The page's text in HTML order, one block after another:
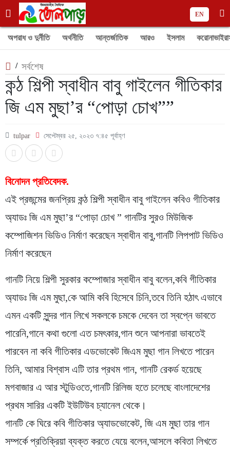
EN
অপরাধ ও দুর্নীতি অর্থনীতি আন্তর্জাতিক আরও ইসলাম
/ সর্বশেষ
কন্ঠ শিল্পী স্বাধীন বাবু গাইলেন গীতিকার
জি এম মুছা’র “পোড়া চোখ””
tulpar সেপ্টেম্বর ২৫, ২০২৩ ৭:৪৫ পূর্বাহ্ণ
বিনোদন প্রতিবেদক.
এই প্রজন্মের জনপ্রিয় কন্ঠ শিল্পী স্বাধীন বাবু গাইলেন কবিও গীতিকার
অ্যাডঃ জি এম মুছা’র “পোড়া চোখ ” গানটির সুরও মিউজিক
কম্পোজিশন ভিডিও নির্মাণ করেছেন স্বাধীন বাবু,গানটি লিপপাট ভিডিও
নির্মাণ করেছেন
গানটি নিয়ে শিল্পী সুরকার কম্পোজার স্বাধীন বাবু বলেন,কবি গীতিকার
অ্যাডঃ জি এম মুছা,কে আমি কবি হিসেবে চিনি,তবে তিনি হঠাৎ এভাবে
এমন একটি সুন্দর গান লিখে সকলকে চমকে দেবেন তা স্বপ্নে ভাবতে
পারেনি,গানে কথা গুলো এত চমৎকার,গান শুনে আপনারা ভাবতেই
পারবেন না কবি গীতিকার এডভোকেট জিএম মুছা গান লিখতে পারেন
তিনি, আমার বিশ্বাস এটি তার প্রথম গান, গানটি রেকর্ড হয়েছে
মগবাজার এ আর স্টুডিওতে,গানটি রিলিজ হতে চলেছে বাংলাদেশের
প্রথম সারির একটি ইউটিউব চ্যানেল থেকে।
গানটি কে ঘিরে কবি গীতিকার অ্যাডভোকেট, জি এম মুছা তার গান
সম্পর্কে প্রতিক্রিয়া ব্যক্ত করতে যেয়ে বলেন,আসলে কবিতা লিখতে